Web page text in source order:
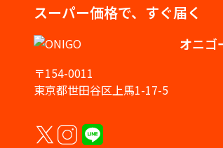
スーパー価格で、すぐ届く
オニゴ
〒154-0011
東京都世田谷区上馬1-17-5